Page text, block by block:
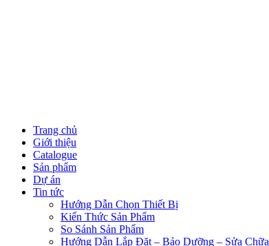
Trang chủ
Giới thiệu
Catalogue
Sản phẩm
Dự án
Tin tức
Hướng Dẫn Chọn Thiết Bị
Kiến Thức Sản Phẩm
So Sánh Sản Phẩm
Hướng Dẫn Lắp Đặt – Bảo Dưỡng – Sửa Chữa